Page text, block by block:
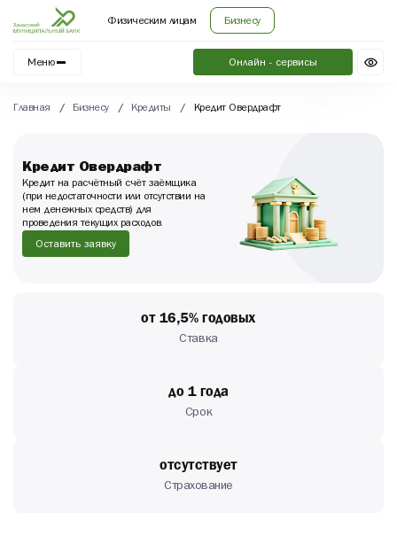
Физическим лицам Бизнесу
Меню Онлайн - сервисы
Главная / Бизнесу / Кредиты / Кредит Овердрафт
Кредит Овердрафт
Кредит на расчётный счёт заёмщика
(при недостаточности или отсутствии на
нем денежных средств) для
проведения текущих расходов.
Оставить заявку
от 16,5% годовых
Ставка
до 1 года
Срок
отсутствует
Страхование